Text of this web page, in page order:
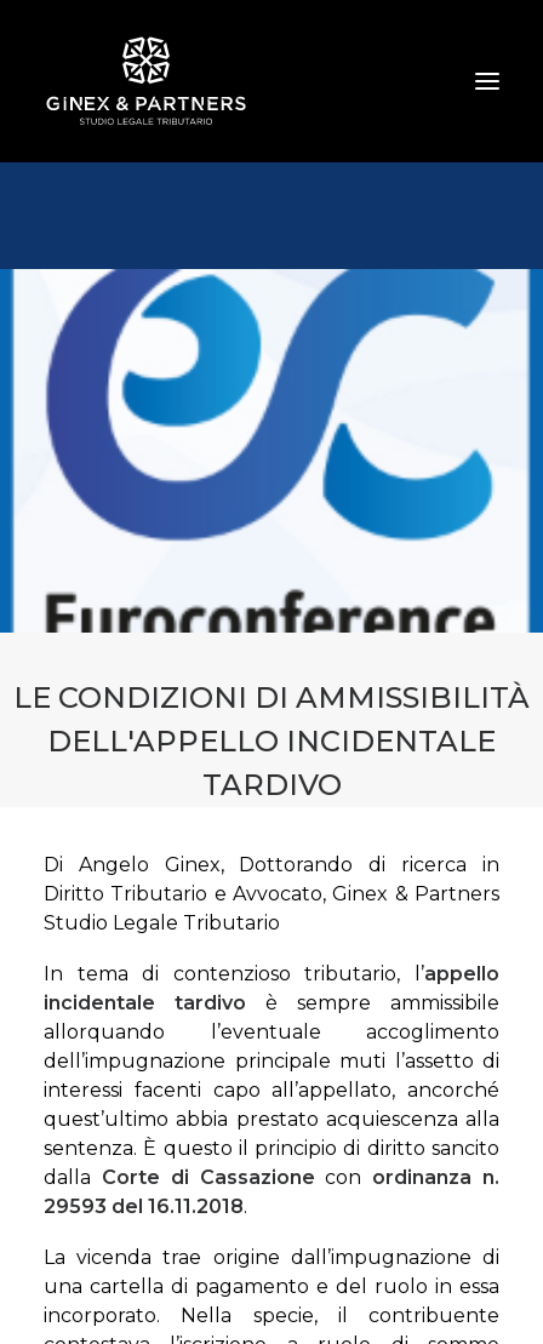
CHI SIAMO
TRIBUTARIO E PENALE TRIBUTARIO
GESTIONE E PROTEZIONE DEL PATRIMONIO
SOCIETARIO E CONTRATTUALISTICA
COMMERCIO INTERNAZIONALE
BANCARIO E FINANZIARIO
NEWS ED EVENTI
LE CONDIZIONI DI AMMISSIBILIT À
DELL'APPELLO INCIDENTALE
TARDIVO
Di Angelo Ginex, Dottorando di ricerca in
Diritto Tributario e Avvocato, Ginex & Partners
Studio Legale Tributario
In tema di contenzioso tributario, l’appello
incidentale tardivo è sempre ammissibile
allorquando l’eventuale accoglimento
dell’impugnazione principale muti l’assetto di
interessi facenti capo all’appellato, ancorché
quest’ultimo abbia prestato acquiescenza alla
sentenza. È questo il principio di diritto sancito
dalla Corte di Cassazione con ordinanza n.
29593 del 16.11.2018.
La vicenda trae origine dall’impugnazione di
una cartella di pagamento e del ruolo in essa
incorporato. Nella specie, il contribuente